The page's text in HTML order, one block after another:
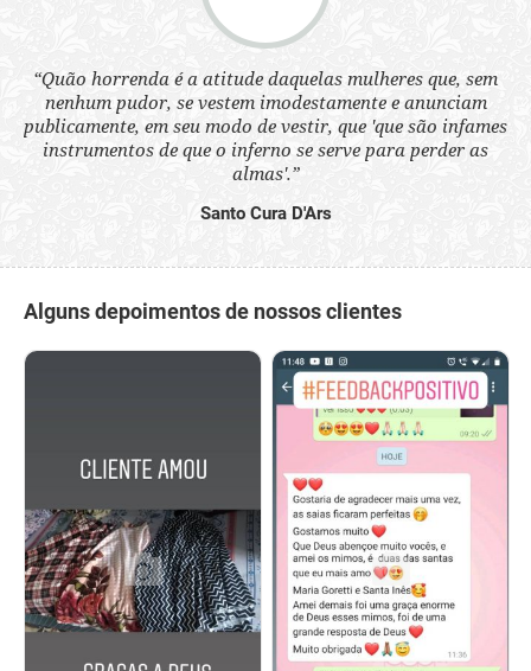
“Quão horrenda é a atitude daquelas mulheres que, sem
nenhum pudor, se vestem imodestamente e anunciam
publicamente, em seu modo de vestir, que 'que são infames
instrumentos de que o inferno se serve para perder as
almas'.”
Santo Cura D'Ars
Alguns depoimentos de nossos clientes